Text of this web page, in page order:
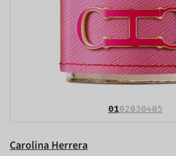
0102030405
Carolina Herrera